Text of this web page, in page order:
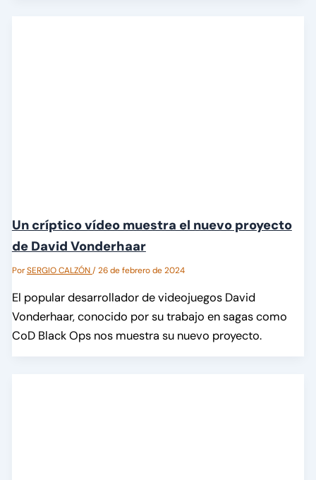
Un críptico vídeo muestra el nuevo proyecto
de David Vonderhaar
PorSERGIO CALZÓN/26 de febrero de 2024
El popular desarrollador de videojuegos David
Vonderhaar, conocido por su trabajo en sagas como
CoD Black Ops nos muestra su nuevo proyecto.